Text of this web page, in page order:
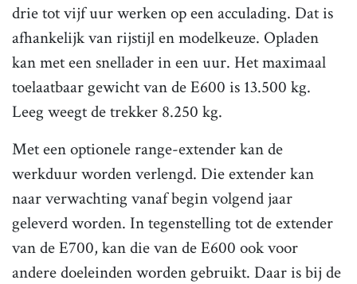
drie tot vijf uur werken op een acculading. Dat is
afhankelijk van rijstijl en modelkeuze. Opladen
kan met een snellader in een uur. Het maximaal
toelaatbaar gewicht van de E600 is 13.500 kg.
Leeg weegt de trekker 8.250 kg.
Met een optionele range-extender kan de
werkduur worden verlengd. Die extender kan
naar verwachting vanaf begin volgend jaar
geleverd worden. In tegenstelling tot de extender
van de E700, kan die van de E600 ook voor
andere doeleinden worden gebruikt. Daar is bij de